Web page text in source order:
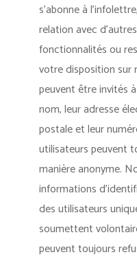
s’abonne à
relation avec
fonctionnalités ou
votre disposition sur
peuvent être invités
nom, leur adresse
postale et leur
utilisateurs peuvent
manière anonyme.
informations
des utilisateurs
soumettent
peuvent toujours